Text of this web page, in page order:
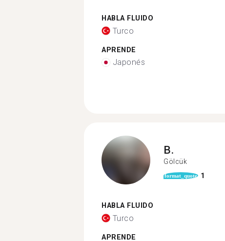
HABLA FLUIDO
Turco
APRENDE
Japonés
B.
Gölcük
format_quote 1
HABLA FLUIDO
Turco
APRENDE